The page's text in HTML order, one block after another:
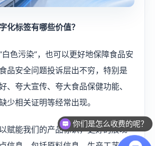
化标签有哪些价值？
白色污染”，也可以更好地保障食品安
品安全问题投诉层出不穷，特别是
、夸大宣传、夸大食品保健功能、
少相关证明等经常出现。
赋能我们的产品标识，更好的展现
你们是怎么收费的呢？